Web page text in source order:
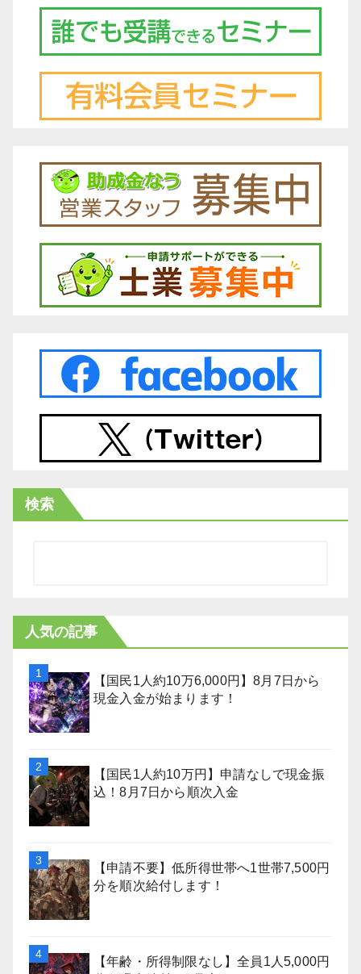
検索
人気の記事
【国民1人約10万6,000円】8月7日から
現金入金が始まります！
【国民1人約10万円】申請なしで現金振
込！8月7日から順次入金
【申請不要】低所得世帯へ1世帯7,500円
分を順次給付します！
【年齢・所得制限なし】全員1人5,000円